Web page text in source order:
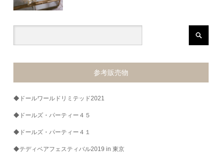
参考販売物
◆ドールワールドリミテッド2021
◆ドールズ・パーティー４５
◆ドールズ・パーティー４１
◆テディベアフェスティバル2019 in 東京